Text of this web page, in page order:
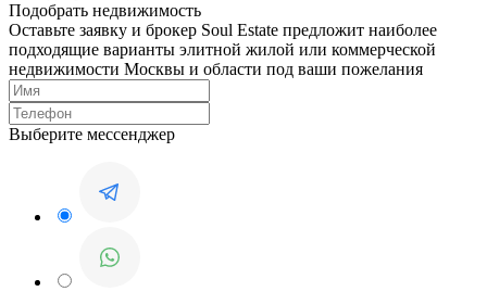
Подобрать недвижимость
Оставьте заявку и брокер Soul Estate предложит наиболее
подходящие варианты элитной жилой или коммерческой
недвижимости Москвы и области под ваши пожелания
Выберите мессенджер